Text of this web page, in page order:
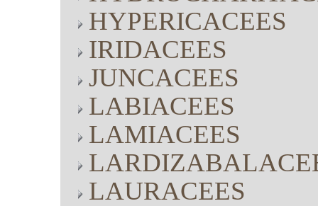
HYPERICACEES
IRIDACEES
JUNCACEES
LABIACEES
LAMIACEES
LAURACEES